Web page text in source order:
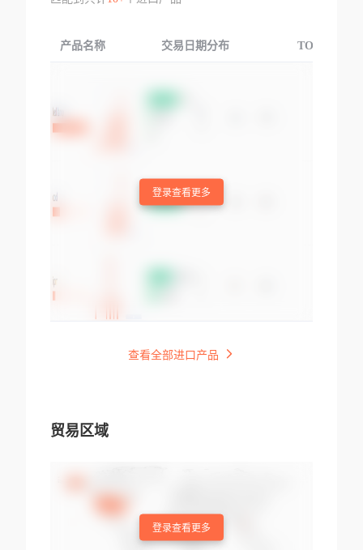
产品名称 交易日期分布 TOP3交易国
登录查看更多
查看全部进口产品
贸易区域
登录查看更多